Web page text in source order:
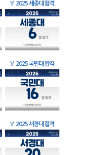
🏅 2025 세종대 합격
🏅 2025 국민대 합격
🏅 2025 서경대 합격